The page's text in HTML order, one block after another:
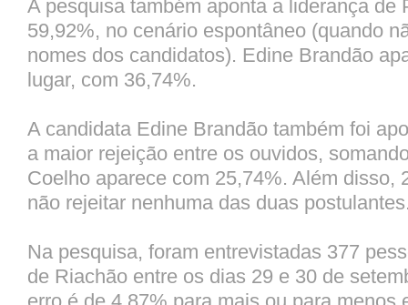
A pesquisa também aponta a liderança de
59,92%, no cenário espontâneo (quando
nomes dos candidatos). Edine Brandão
lugar, com 36,74%.
A candidata Edine Brandão também foi
a maior rejeição entre os ouvidos,
Coelho aparece com 25,74%. Além disso,
não rejeitar nenhuma das duas
Na pesquisa, foram entrevistadas 377
de Riachão entre os dias 29 e 30 de